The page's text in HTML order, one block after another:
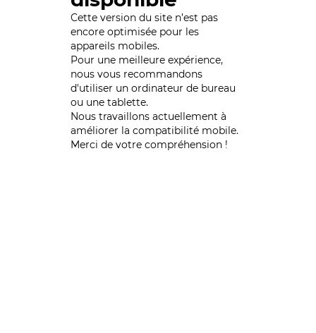
Cette version du site n’est pas
encore optimisée pour les
appareils mobiles.
Pour une meilleure expérience,
nous vous recommandons
d'utiliser un ordinateur de bureau
ou une tablette.
Nous travaillons actuellement à
améliorer la compatibilité mobile.
Merci de votre compréhension !